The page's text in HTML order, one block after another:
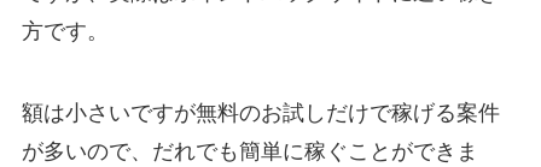
方です。
額は小さいですが無料のお試しだけで稼げる案件
が多いので、だれでも簡単に稼ぐことができま